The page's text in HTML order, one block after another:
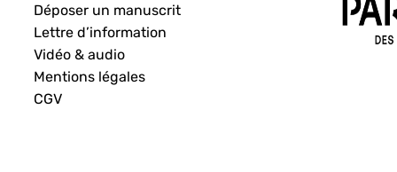
Déposer un manuscrit
Lettre d’information
Vidéo & audio
Mentions légales
CGV